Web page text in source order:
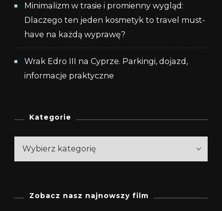
Minimalizm w trasie i promienny wygląd:
Dlaczego ten jeden kosmetyk to travel must-
have na każdą wyprawę?
Wrak Edro III na Cyprze. Parkingi, dojazd,
informacje praktyczne
Kategorie
Zobacz nasz najnowszy film